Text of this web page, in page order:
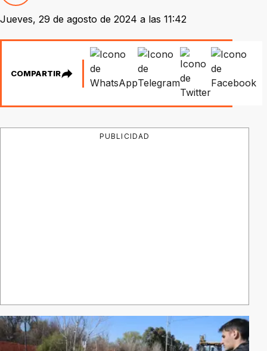
Jueves, 29 de agosto de 2024 a las 11:42
COMPARTIR
PUBLICIDAD